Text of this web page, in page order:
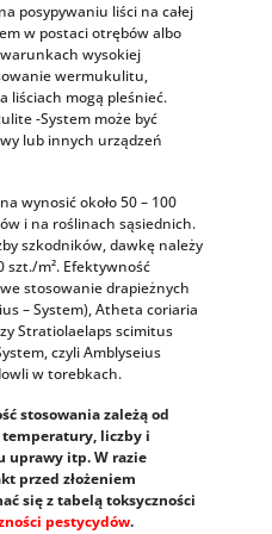
posypywaniu liści na całej
w postaci otrębów albo
wysokiej
wermukulitu,
liściach mogą pleśnieć.
-System może być
lub innych urządzeń
wynosić około 50 – 100
i na roślinach sąsiednich.
szkodników, dawkę należy
szt./m². Efektywność
stosowanie drapieżnych
– System), Atheta coriaria
Stratiolaelaps scimitus
czyli Amblyseius
w torebkach.
stosowania zależą od
liczby i
uprawy itp. W razie
przed złożeniem
się z tabelą toksyczności
pestycydów.